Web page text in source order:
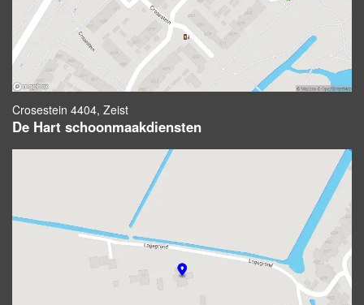
Crosestein 4404, Zeist
De Hart schoonmaakdiensten